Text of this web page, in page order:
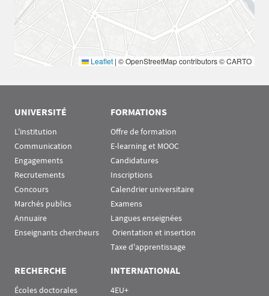
Leaflet | © OpenStreetMap contributors © CARTO
UNIVERSITÉ
L'institution
Communication
Engagements
Recrutements
Concours
Marchés publics
Annuaire
Enseignants chercheurs
FORMATIONS
Offre de formation
E-learning et MOOC
Candidatures
Inscriptions
Calendrier universitaire
Examens
Langues enseignées
Orientation et insertion
Taxe d'apprentissage
RECHERCHE
Écoles doctorales
INTERNATIONAL
4EU+